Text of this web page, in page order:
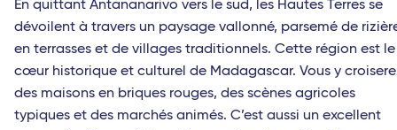
En quittant Antananarivo vers le sud, les Hautes Terres se
dévoilent à travers un paysage vallonné, parsemé de
en terrasses et de villages traditionnels. Cette région est le
cœur historique et culturel de Madagascar. Vous y
des maisons en briques rouges, des scènes agricoles
typiques et des marchés animés. C’est aussi un excellent